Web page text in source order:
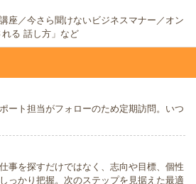
／今さら聞けないビジネスマナー／オン
る 話し方」など
ート担当がフォローのため定期訪問。いつ
事を探すだけではなく、志向や目標、個性
っかり把握。次のステップを見据えた最適